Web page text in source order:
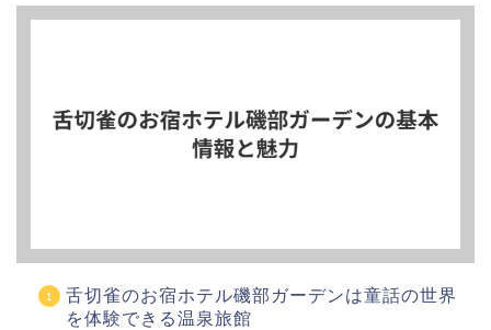
舌切雀のお宿ホテル磯部ガーデンは童話の世界
を体験できる温泉旅館